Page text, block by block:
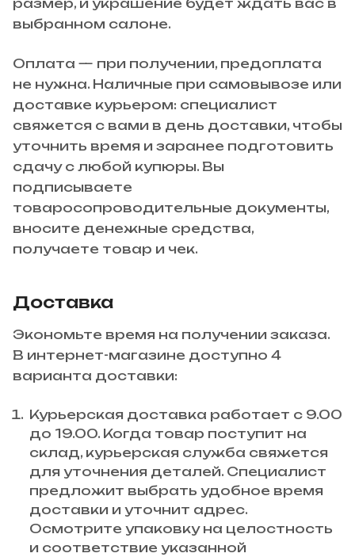
размер, и украшение будет ждать вас в
выбранном салоне.
Оплата — при получении, предоплата
не нужна. Наличные при самовывозе или
доставке курьером: специалист
свяжется с вами в день доставки, чтобы
уточнить время и заранее подготовить
сдачу с любой купюры. Вы
подписываете
товаросопроводительные документы,
вносите денежные средства,
получаете товар и чек.
Доставка
Экономьте время на получении заказа.
В интернет-магазине доступно 4
варианта доставки:
Курьерская доставка работает с 9.00
до 19.00. Когда товар поступит на
склад, курьерская служба свяжется
для уточнения деталей. Специалист
предложит выбрать удобное время
доставки и уточнит адрес.
Осмотрите упаковку на целостность
и соответствие указанной